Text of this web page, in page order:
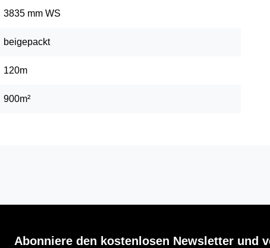
3835 mm WS
beigepackt
120m
900m²
Abonniere den kostenlosen Newsletter und